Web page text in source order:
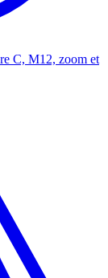
C, M12, zoom et